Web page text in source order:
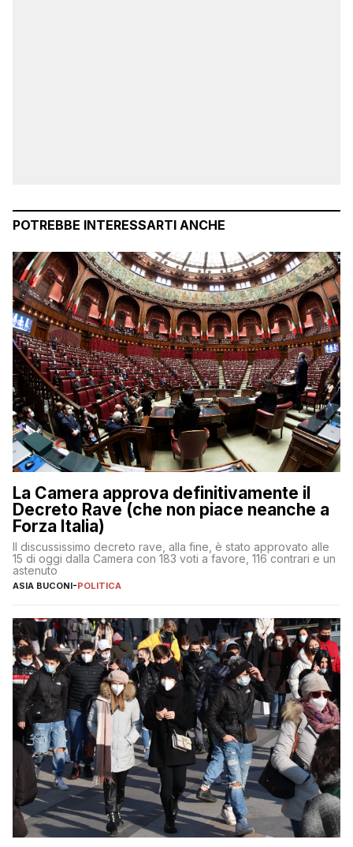
POTREBBE INTERESSARTI ANCHE
La Camera approva definitivamente il
Decreto Rave (che non piace neanche a
Forza Italia)
Il discussissimo decreto rave, alla fine, è stato approvato alle
15 di oggi dalla Camera con 183 voti a favore, 116 contrari e un
astenuto
ASIA BUCONI-POLITICA